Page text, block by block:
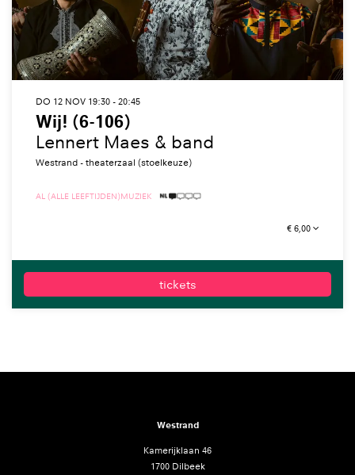
Wij! (6-106)
Lennert Maes & band
DO 12 NOV 19:30 - 20:45
Westrand - theaterzaal (stoelkeuze)
AL (ALLE LEEFTIJDEN)MUZIEK 1 TAALICOON
€ 6,00
tickets
Westrand
Kamerijklaan 46
1700 Dilbeek